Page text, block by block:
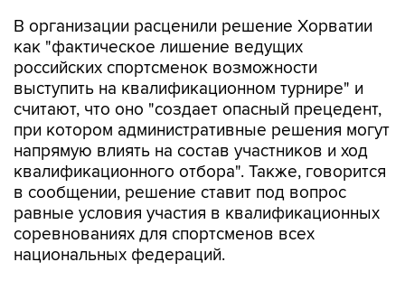
В организации расценили решение Хорватии
как "фактическое лишение ведущих
российских спортсменок возможности
выступить на квалификационном турнире" и
считают, что оно "создает опасный прецедент,
при котором административные решения могут
напрямую влиять на состав участников и ход
квалификационного отбора". Также, говорится
в сообщении, решение ставит под вопрос
равные условия участия в квалификационных
соревнованиях для спортсменов всех
национальных федераций.